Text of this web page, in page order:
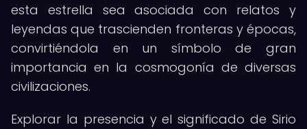
esta estrella sea asociada con relatos y
leyendas que trascienden fronteras y épocas,
convirtiéndola en un símbolo de gran
importancia en la cosmogonía de diversas
civilizaciones.
Explorar la presencia y el significado de Sirio